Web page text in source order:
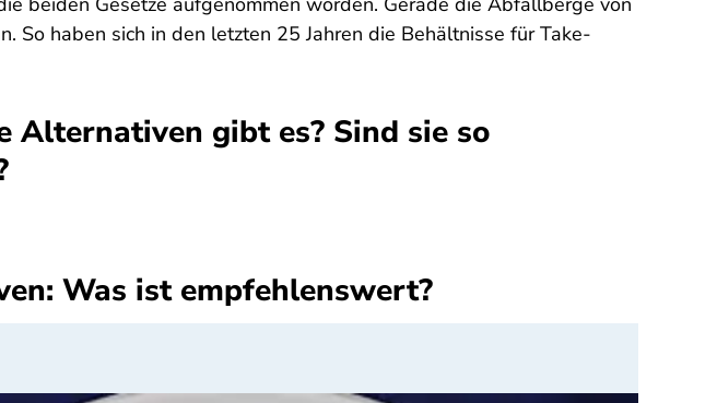
So haben sich in den letzten 25 Jahren die Behältnisse für Take-
Alternativen gibt es? Sind sie so
Was ist empfehlenswert?